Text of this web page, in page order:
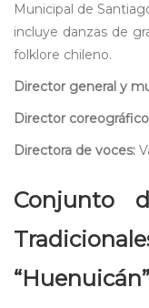
Municipal de
incluye danzas de
folklore chileno.
Director general y
Director
Directora de voces:
Conjunto
“Huenuicán”